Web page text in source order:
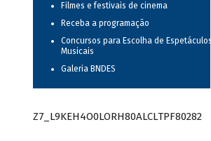
Filmes e festivais de cinema
Receba a programação
Concursos para Escolha de Espetáculos
Musicais
Galeria BNDES
Z7_L9KEH4O0LORH80ALCLTPF80282